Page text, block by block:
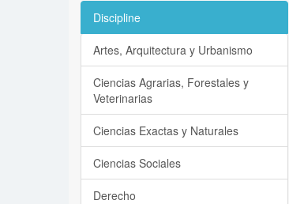
Discipline
Artes, Arquitectura y Urbanismo
Ciencias Agrarias, Forestales y
Veterinarias
Ciencias Exactas y Naturales
Ciencias Sociales
Derecho